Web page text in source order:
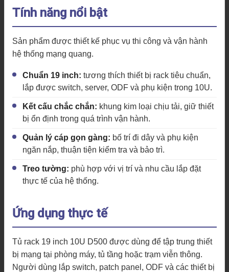
Tính năng nổi bật
Sản phẩm được thiết kế phục vụ thi công và vận hành
hệ thống mạng quang.
Chuẩn 19 inch: tương thích thiết bị rack tiêu chuẩn,
lắp được switch, server, ODF và phụ kiện trong 10U.
Kết cấu chắc chắn: khung kim loại chịu tải, giữ thiết
bị ổn định trong quá trình vận hành.
Quản lý cáp gọn gàng: bố trí đi dây và phụ kiện
ngăn nắp, thuận tiện kiểm tra và bảo trì.
Treo tường: phù hợp với vị trí và nhu cầu lắp đặt
thực tế của hệ thống.
Ứng dụng thực tế
Tủ rack 19 inch 10U D500 được dùng để tập trung thiết
bị mạng tại phòng máy, tủ tầng hoặc trạm viễn thông.
Người dùng lắp switch, patch panel, ODF và các thiết bị